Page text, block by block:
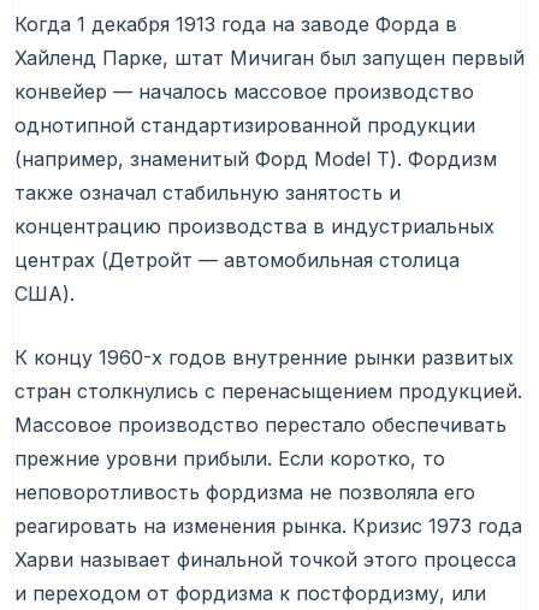
Когда 1 декабря 1913 года на заводе Форда в
Хайленд Парке, штат Мичиган был запущен первый
конвейер — началось массовое производство
однотипной стандартизированной продукции
(например, знаменитый Форд Model T). Фордизм
также означал стабильную занятость и
концентрацию производства в индустриальных
центрах (Детройт — автомобильная столица
США).
К концу 1960-х годов внутренние рынки развитых
стран столкнулись с перенасыщением продукцией.
Массовое производство перестало обеспечивать
прежние уровни прибыли. Если коротко, то
неповоротливость фордизма не позволяла его
реагировать на изменения рынка. Кризис 1973 года
Харви называет финальной точкой этого процесса
и переходом от фордизма к постфордизму, или